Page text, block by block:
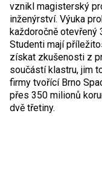
vznikl magisterský
inženýrství. Výuka
každoročně otevřený
Studenti mají
získat zkušenosti z
součástí klastru, jim
firmy tvořící Brno
přes 350 milionů
dvě třetiny.